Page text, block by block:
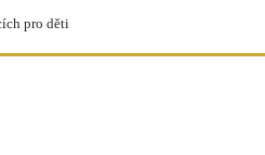
pro děti